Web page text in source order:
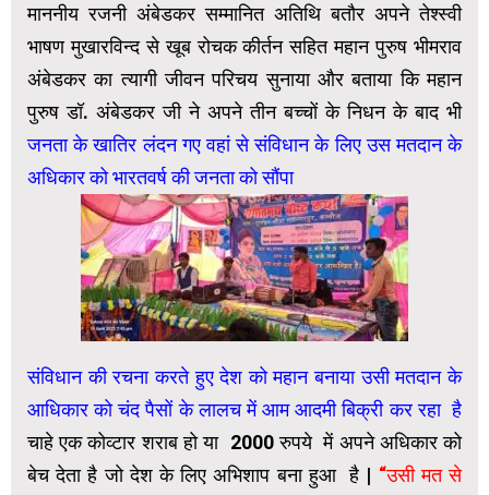
माननीय रजनी अंबेडकर सम्मानित अतिथि बतौर अपने तेश्स्वी
भाषण मुखारविन्द से खूब रोचक कीर्तन सहित महान पुरुष भीमराव
अंबेडकर का त्यागी जीवन परिचय सुनाया और बताया कि महान
पुरुष डॉ. अंबेडकर जी ने अपने तीन बच्चों के निधन के बाद भी
जनता के खातिर लंदन गए वहां से संविधान के लिए उस मतदान के
अधिकार को भारतवर्ष की जनता को सौंपा
संविधान की रचना करते हुए देश को महान बनाया उसी मतदान के
आधिकार को चंद पैसों के लालच में आम आदमी बिक्री कर रहा है
चाहे एक कोव्टार शराब हो या ₹2000 रुपये में अपने अधिकार को
बेच देता है जो देश के लिए अभिशाप बना हुआ है | “उसी मत से